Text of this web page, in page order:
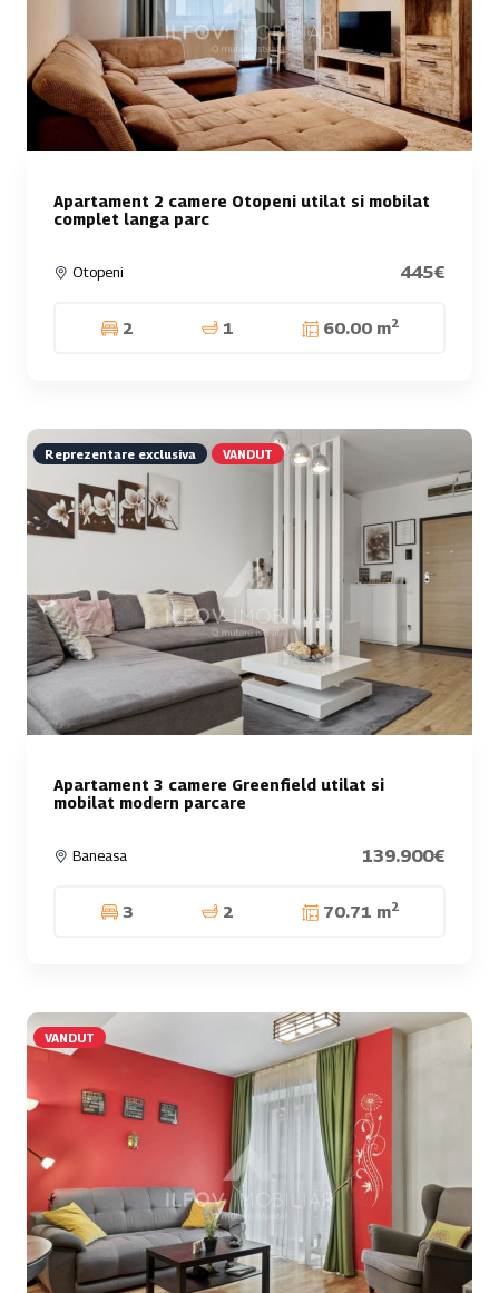
Apartament 2 camere Otopeni utilat si mobilat
complet langa parc
Otopeni 445€
2 1 60.00 m2
Reprezentare exclusiva VANDUT
Apartament 3 camere Greenfield utilat si
mobilat modern parcare
Baneasa 139.900€
3 2 70.71 m2
VANDUT